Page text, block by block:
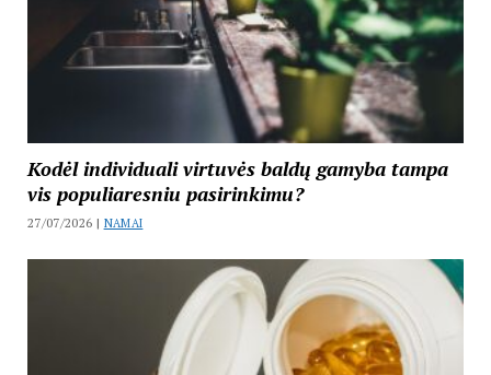
Kodėl individuali virtuvės baldų gamyba tampa
vis populiaresniu pasirinkimu?
27/07/2026 | NAMAI